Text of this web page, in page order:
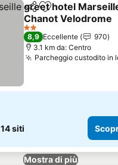
CondividiAggiungi ai
greet hotel
Chanot Velodrome
Scopri i prezzi
2 Stelle
8,9 Eccellente
970
3.1 km da: Centro
Parcheggio custodito in
14 siti
Mostra di più